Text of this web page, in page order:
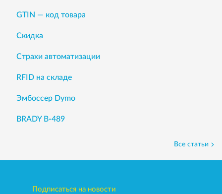
GTIN — код товара
Скидка
Страхи автоматизации
RFID на складе
Эмбоссер Dymo
BRADY B-489
Все статьи
Подписаться на новости